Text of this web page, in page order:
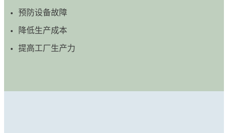
预防设备故障
降低生产成本
提高工厂生产力